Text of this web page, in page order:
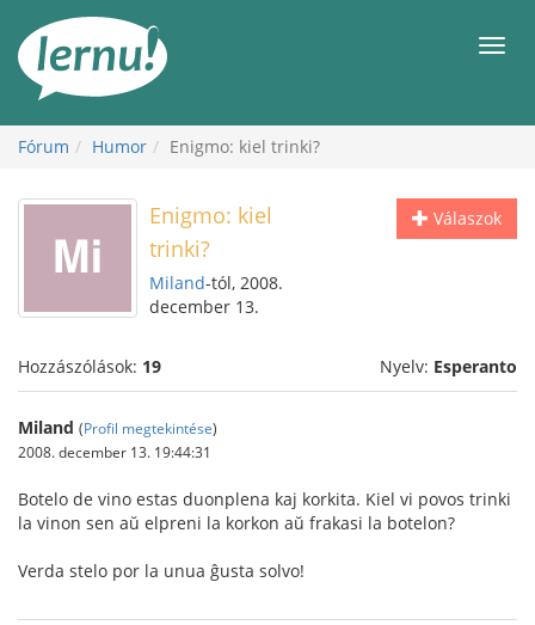
Fórum Humor Enigmo: kiel trinki?
Válaszok
Enigmo: kiel
trinki?
Miland-tól, 2008.
december 13.
Hozzászólások: 19 Nyelv: Esperanto
Miland (Profil megtekintése)
2008. december 13. 19:44:31
Botelo de vino estas duonplena kaj korkita. Kiel vi povos trinki
la vinon sen aŭ elpreni la korkon aŭ frakasi la botelon?
Verda stelo por la unua ĝusta solvo!